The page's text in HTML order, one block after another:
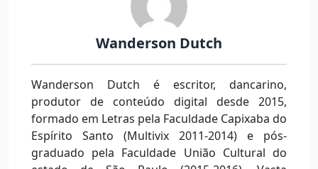
Wanderson Dutch
Wanderson Dutch é escritor, dancarino,
produtor de conteúdo digital desde 2015,
formado em Letras pela Faculdade Capixaba do
Espírito Santo (Multivix 2011-2014) e pós-
graduado pela Faculdade União Cultural do